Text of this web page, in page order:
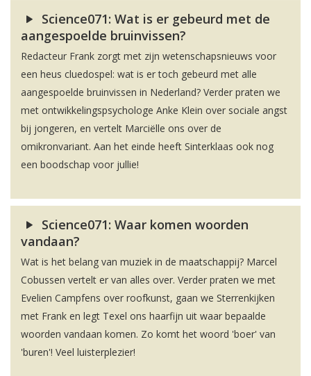
Science071: Wat is er gebeurd met de
aangespoelde bruinvissen?
Redacteur Frank zorgt met zijn wetenschapsnieuws voor
een heus cluedospel: wat is er toch gebeurd met alle
aangespoelde bruinvissen in Nederland? Verder praten we
met ontwikkelingspsychologe Anke Klein over sociale angst
bij jongeren, en vertelt Marciëlle ons over de
omikronvariant. Aan het einde heeft Sinterklaas ook nog
een boodschap voor jullie!
Science071: Waar komen woorden
vandaan?
Wat is het belang van muziek in de maatschappij? Marcel
Cobussen vertelt er van alles over. Verder praten we met
Evelien Campfens over roofkunst, gaan we Sterrenkijken
met Frank en legt Texel ons haarfijn uit waar bepaalde
woorden vandaan komen. Zo komt het woord 'boer' van
'buren'! Veel luisterplezier!